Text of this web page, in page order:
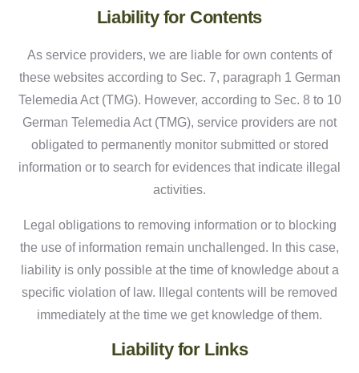
Liability for Contents
As service providers, we are liable for own contents of
these websites according to Sec. 7, paragraph 1 German
Telemedia Act (TMG). However, according to Sec. 8 to 10
German Telemedia Act (TMG), service providers are not
obligated to permanently monitor submitted or stored
information or to search for evidences that indicate illegal
activities.
Legal obligations to removing information or to blocking
the use of information remain unchallenged. In this case,
liability is only possible at the time of knowledge about a
specific violation of law. Illegal contents will be removed
immediately at the time we get knowledge of them.
Liability for Links